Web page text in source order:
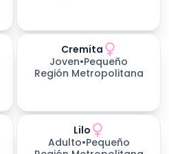
Cremita
Joven•Pequeño
Región Metropolitana
Lilo
Adulto•Pequeño